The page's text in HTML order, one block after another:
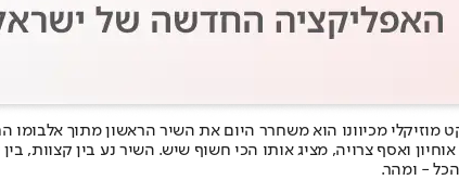
מוזיקלי מכיוונו הוא משחרר היום את השיר הראשון מתוך אלבומו
ואסף צרויה, מציג אותו הכי חשוף שיש. השיר נע בין קצוות,
- ומהר.